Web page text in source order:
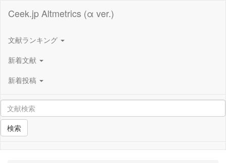
Ceek.jp Altmetrics (α ver.)
文献ランキング
新着文献
新着投稿
検索